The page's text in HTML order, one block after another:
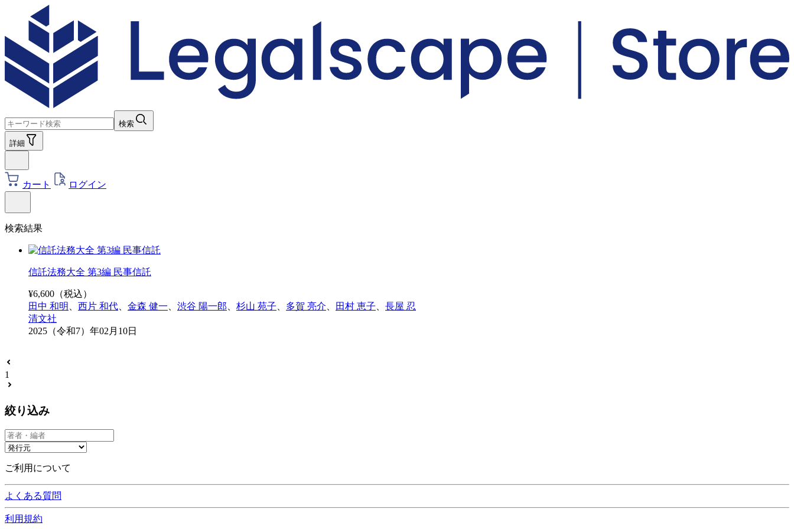
検索
詳細
カート ログイン
検索結果
信託法務大全 第3編 民事信託
¥6,600 （税込）
田中 和明
西片 和代 金森 健一 渋谷 陽一郎 杉山 苑子 多賀 亮介 田村 恵子
長屋 忍
清文社
2025（令和7）年02月10日
1
絞り込み
ご利用について
よくある質問
利用規約